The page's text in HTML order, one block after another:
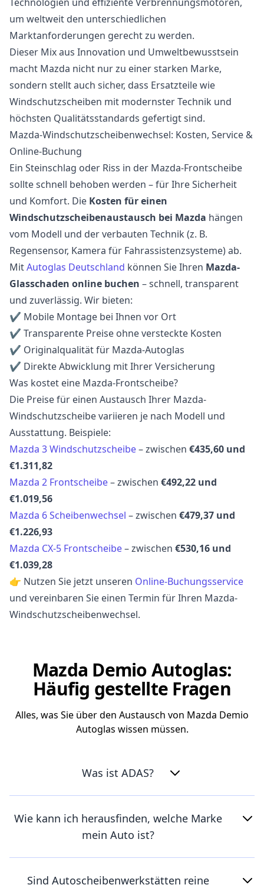
um weltweit den unterschiedlichen
Marktanforderungen gerecht zu werden.
Dieser Mix aus Innovation und Umweltbewusstsein
macht Mazda nicht nur zu einer starken Marke,
sondern stellt auch sicher, dass Ersatzteile wie
Windschutzscheiben mit modernster Technik und
höchsten Qualitätsstandards gefertigt sind.
Mazda-Windschutzscheibenwechsel: Kosten, Service &
Online-Buchung
Ein Steinschlag oder Riss in der Mazda-Frontscheibe
sollte schnell behoben werden – für Ihre Sicherheit
und Komfort. Die Kosten für einen
Windschutzscheibenaustausch bei Mazda hängen
vom Modell und der verbauten Technik (z. B.
Regensensor, Kamera für Fahrassistenzsysteme) ab.
MitAutoglas Deutschland können Sie Ihren Mazda-
Glasschaden online buchen – schnell, transparent
und zuverlässig. Wir bieten:
✔ Mobile Montage bei Ihnen vor Ort
✔ Transparente Preise ohne versteckte Kosten
✔ Originalqualität für Mazda-Autoglas
✔ Direkte Abwicklung mit Ihrer Versicherung
Was kostet eine Mazda-Frontscheibe?
Die Preise für einen Austausch Ihrer Mazda-
Windschutzscheibe variieren je nach Modell und
Ausstattung. Beispiele:
Mazda 3 Windschutzscheibe– zwischen €435,60 und
€1.311,82
Mazda 2 Frontscheibe– zwischen €492,22 und
€1.019,56
Mazda 6 Scheibenwechsel – zwischen €479,37 und
€1.226,93
Mazda CX-5 Frontscheibe– zwischen €530,16 und
€1.039,28
👉 Nutzen Sie jetzt unseren Online-Buchungsservice
und vereinbaren Sie einen Termin für Ihren Mazda-
Windschutzscheibenwechsel.
Mazda Demio Autoglas:
Häufig gestellte Fragen
Alles, was Sie über den Austausch von Mazda Demio
Autoglas wissen müssen.
Was ist ADAS?
Wie kann ich herausfinden, welche Marke
mein Auto ist?
Sind Autoscheibenwerkstätten reine